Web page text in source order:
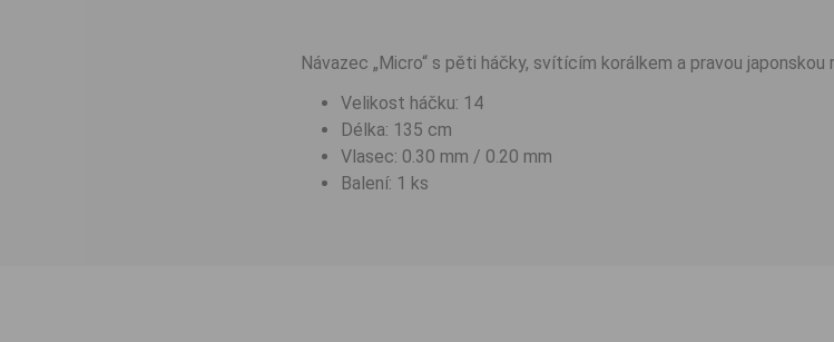
Návazec „Micro“ s pěti háčky, svítícím korálkem a pravou
Velikost háčku: 14
Délka: 135 cm
Vlasec: 0.30 mm / 0.20 mm
Balení: 1 ks